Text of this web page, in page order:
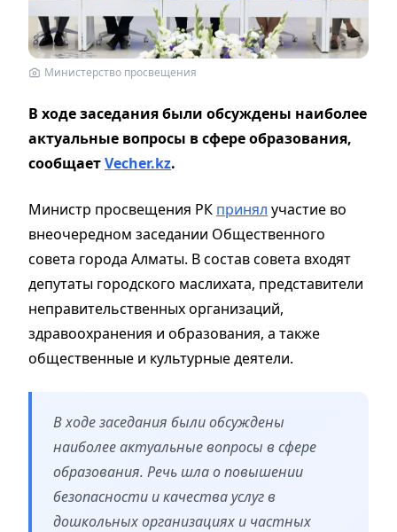
Министерство просвещения
В ходе заседания были обсуждены наиболее
актуальные вопросы в сфере образования,
сообщаетVecher.kz.
Министр просвещения РК принял участие во
внеочередном заседании Общественного
совета города Алматы. В состав совета входят
депутаты городского маслихата, представители
неправительственных организаций,
здравоохранения и образования, а также
общественные и культурные деятели.
В ходе заседания были обсуждены
наиболее актуальные вопросы в сфере
образования. Речь шла о повышении
безопасности и качества услуг в
дошкольных организациях и частных